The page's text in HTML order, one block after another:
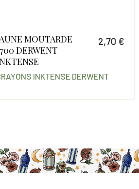
MOUTARDE
DERWENT
2,70 €
INKTENSE DERWENT